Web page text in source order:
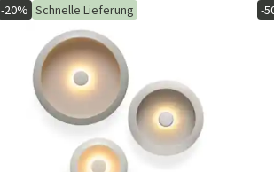
-20% Schnelle Lieferung -